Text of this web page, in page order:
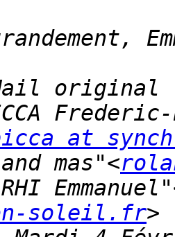
Frederic-
at
mas"<
soleil.fr